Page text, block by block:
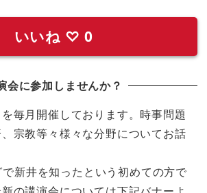
いいね ♡ 0
会に参加しませんか？
毎月開催しております。時事問題
宗教等々様々な分野についてお話
新井を知ったという初めての方で